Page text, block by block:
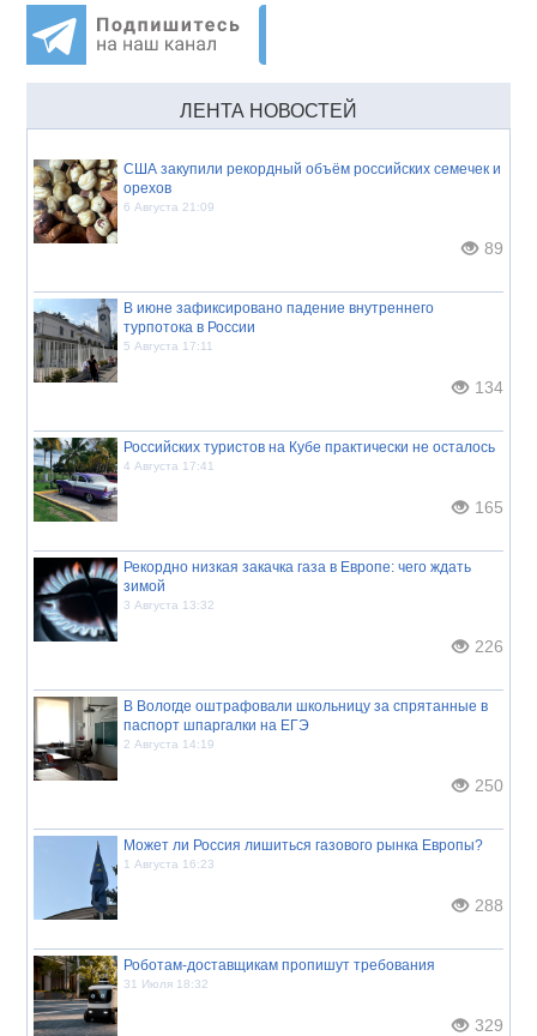
ЛЕНТА НОВОСТЕЙ
США закупили рекордный объём российских семечек и
орехов
6 Августа 21:09
89
В июне зафиксировано падение внутреннего
турпотока в России
5 Августа 17:11
134
Российских туристов на Кубе практически не осталось
4 Августа 17:41
165
Рекордно низкая закачка газа в Европе: чего ждать
зимой
3 Августа 13:32
226
В Вологде оштрафовали школьницу за спрятанные в
паспорт шпаргалки на ЕГЭ
2 Августа 14:19
250
Может ли Россия лишиться газового рынка Европы?
1 Августа 16:23
288
Роботам-доставщикам пропишут требования
31 Июля 18:32
329